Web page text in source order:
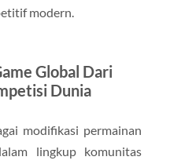
modern.
Global Dari
Dunia
modifikasi permainan
lingkup komunitas